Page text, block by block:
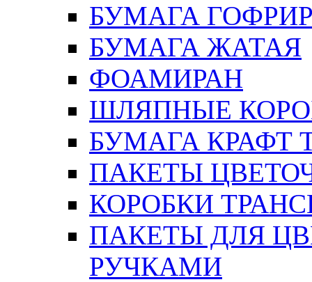
БУМАГА
БУМАГА ЖАТАЯ
ФОАМИРАН
ШЛЯПНЫЕ
БУМАГА КРАФТ
ПАКЕТЫ
КОРОБКИ
ПАКЕТЫ ДЛЯ
РУЧКАМИ